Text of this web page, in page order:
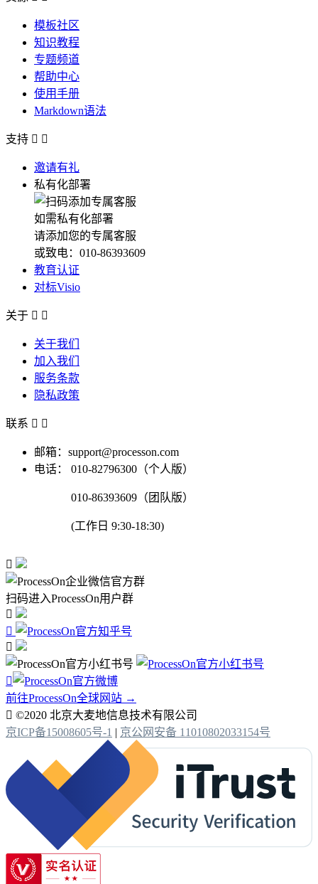
模板社区
知识教程
专题频道
帮助中心
使用手册
Markdown语法
支持  
邀请有礼
私有化部署
如需私有化部署
请添加您的专属客服
或致电：010-86393609
教育认证
对标Visio
关于  
关于我们
加入我们
服务条款
隐私政策
联系  
邮箱：support@processon.com
电话：
010-82796300（个人版）
010-86393609（团队版）
(工作日 9:30-18:30)

扫码进入ProcessOn用户群




前往ProcessOn全球网站 →
 ©2020 北京大麦地信息技术有限公司
京ICP备15008605号-1 | 京公网安备 11010802033154号